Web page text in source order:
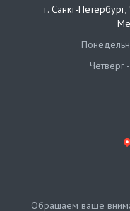
г. Санкт-Петербург,
Четверг
Обращаем ваше